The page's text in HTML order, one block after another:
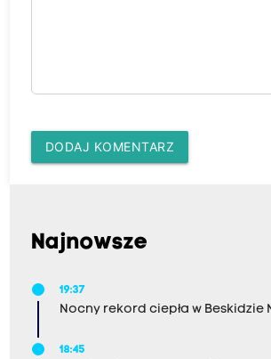
DODAJ KOMENTARZ
Najnowsze
19:37
Nocny rekord ciepła w Beskidzie
18:45